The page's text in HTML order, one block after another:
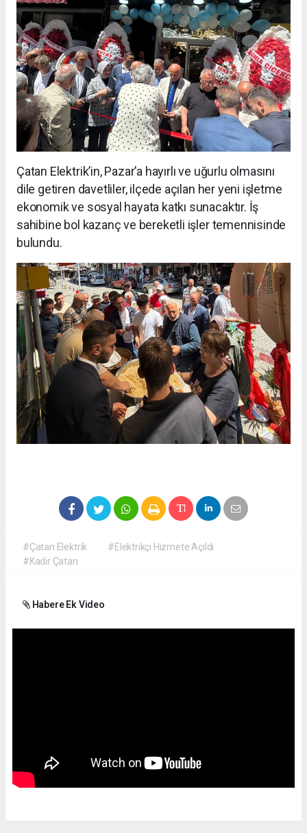
Çatan Elektrik’in, Pazar’a hayırlı ve uğurlu olmasını
dile getiren davetliler, ilçede açılan her yeni işletme
ekonomik ve sosyal hayata katkı sunacaktır. İş
sahibine bol kazanç ve bereketli işler temennisinde
bulundu.
#Çatan Elektrik
#Elektrikçi Hizmete Açıldı
#Kadir Çatan
Habere Ek Video